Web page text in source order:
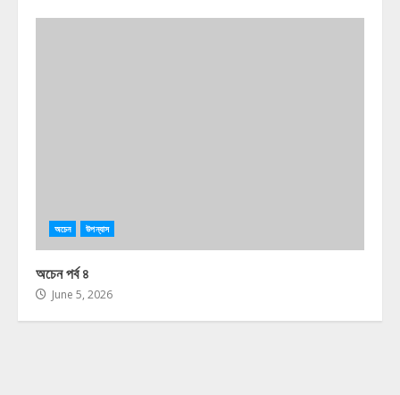
অচেন উপন্যাস
অচেন পর্ব ৪
June 5, 2026